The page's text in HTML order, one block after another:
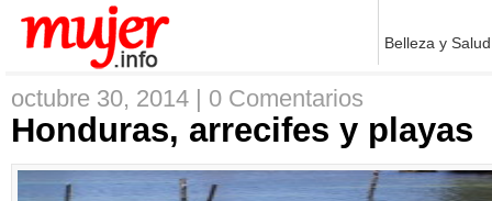
Belleza y Salud
octubre 30, 2014 | 0 Comentarios
Honduras, arrecifes y playas